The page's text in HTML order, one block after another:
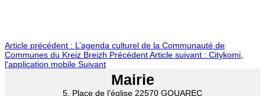
Article précédent : L’agenda culturel de la Communauté de
Communes du Kreiz Breizh PrécédentArticle suivant : Citykomi,
l'application mobile Suivant
Mairie
5, Place de l'église 22570 GOUAREC